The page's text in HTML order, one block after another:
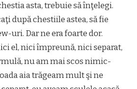
asta, trebuie să înţelegi.
după chestiile astea, să fie
uri. Dar ne era foarte dor.
el, nici împreună, nici separat,
nu am mai scos nimic-
aia trăgeam mult şi ne